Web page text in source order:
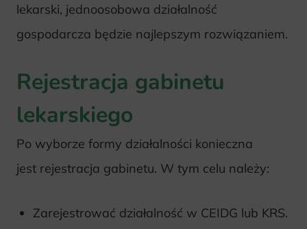
lekarski, jednoosobowa działalność
gospodarcza będzie najlepszym rozwiązaniem.
Rejestracja gabinetu
lekarskiego
Po wyborze formy działalności konieczna
jest rejestracja gabinetu. W tym celu należy:
Zarejestrować działalność w CEIDG lub KRS.